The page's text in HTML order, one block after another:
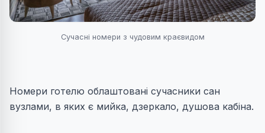
Сучасні номери з чудовим краєвидом
Номери готелю облаштовані сучасники сан
вузлами, в яких є мийка, дзеркало, душова кабіна.